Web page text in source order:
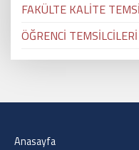
FAKÜLTE KALİTE
ÖĞRENCİ
Anasayfa